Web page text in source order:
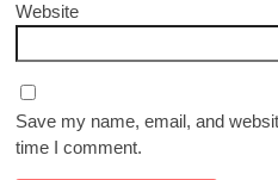
Website
Save my name, email, and
time I comment.